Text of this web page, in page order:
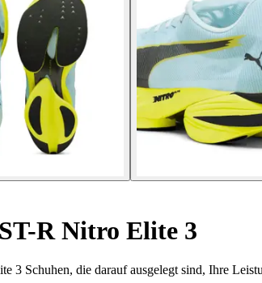
R Nitro Elite 3
Schuhen, die darauf ausgelegt sind, Ihre